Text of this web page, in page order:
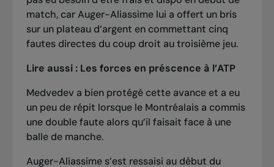
match, car Auger-Aliassime lui a offert un bris
sur un plateau d’argent en commettant cinq
fautes directes du coup droit au troisième jeu.
Lire aussi : Les forces en préscence à l’ATP
Medvedev a bien protégé cette avance et a eu
un peu de répit lorsque le Montréalais a commis
une double faute alors qu’il faisait face à une
balle de manche.
Auger-Aliassime s’est ressaisi au début du